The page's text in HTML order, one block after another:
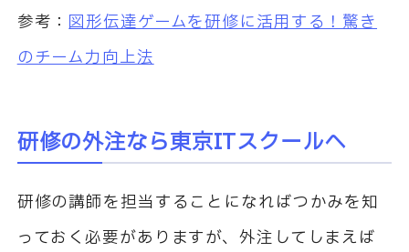
参考：図形伝達ゲームを研修に活用する！驚き
のチーム力向上法
研修の外注なら東京ITスクールへ
研修の講師を担当することになればつかみを知
っておく必要がありますが、外注してしまえば